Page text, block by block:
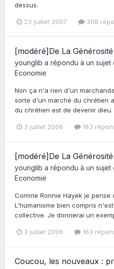
dessus.
23 juillet 2007 308
[modéré]De La
younglib a répondu à un sujet
Economie
Non ça n'a rien d'un
sorte d'un marché du chrétien
du chrétien est de devenir
3 juillet 2006 163
[modéré]De La
younglib a répondu à un sujet
Economie
Comme Ronnie Hayek je
L'humanisme bien compris
collective. Je donnerai un
3 juillet 2006 163
Coucou, les nouveaux :